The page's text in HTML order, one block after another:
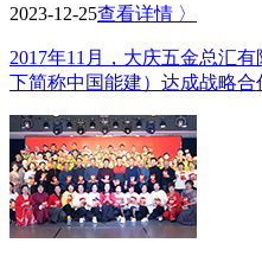
2023-12-25查看详情 〉
2017年11月，大庆五金总汇
下简称中国能建）达成战略合